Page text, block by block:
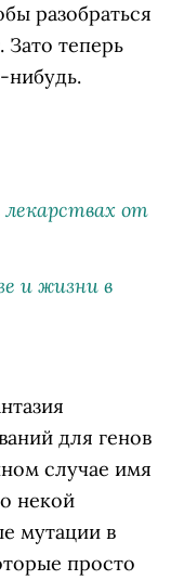
разобраться
Зато теперь
нибудь.
лекарствах от
и жизни в
для генов
случае имя
некой
мутации в
просто